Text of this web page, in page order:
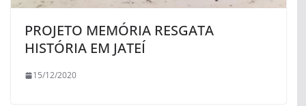
PROJETO MEMÓRIA RESGATA
HISTÓRIA EM JATEÍ
15/12/2020